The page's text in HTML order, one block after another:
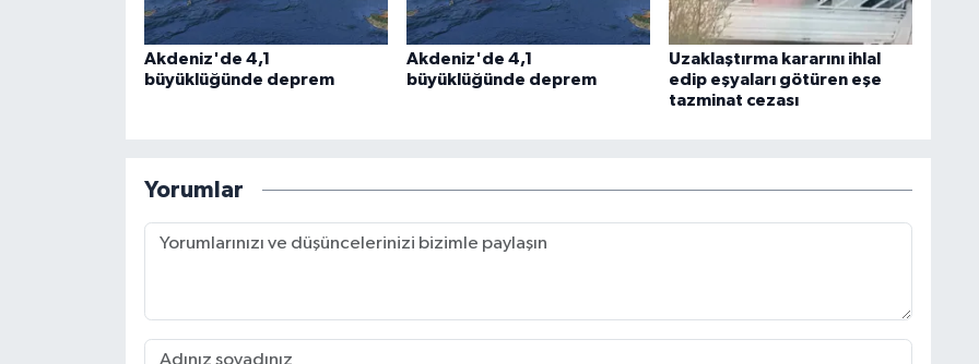
Akdeniz'de 4,1
büyüklüğünde deprem
Akdeniz'de 4,1
büyüklüğünde deprem
Uzaklaştırma kararını ihlal
edip eşyaları götüren eşe
tazminat cezası
Yorumlar